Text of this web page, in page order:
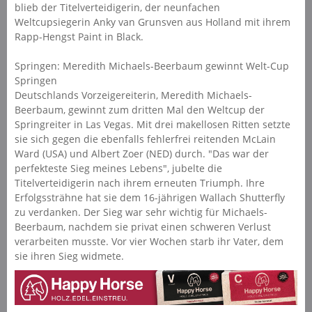
blieb der Titelverteidigerin, der neunfachen
Weltcupsiegerin Anky van Grunsven aus Holland mit ihrem
Rapp-Hengst Paint in Black.
Springen: Meredith Michaels-Beerbaum gewinnt Welt-Cup
Springen
Deutschlands Vorzeigereiterin, Meredith Michaels-
Beerbaum, gewinnt zum dritten Mal den Weltcup der
Springreiter in Las Vegas. Mit drei makellosen Ritten setzte
sie sich gegen die ebenfalls fehlerfrei reitenden McLain
Ward (USA) und Albert Zoer (NED) durch. "Das war der
perfekteste Sieg meines Lebens", jubelte die
Titelverteidigerin nach ihrem erneuten Triumph. Ihre
Erfolgssträhne hat sie dem 16-jährigen Wallach Shutterfly
zu verdanken. Der Sieg war sehr wichtig für Michaels-
Beerbaum, nachdem sie privat einen schweren Verlust
verarbeiten musste. Vor vier Wochen starb ihr Vater, dem
sie ihren Sieg widmete.